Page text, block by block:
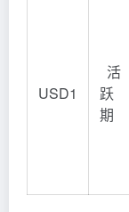
USD1
活
跃
期